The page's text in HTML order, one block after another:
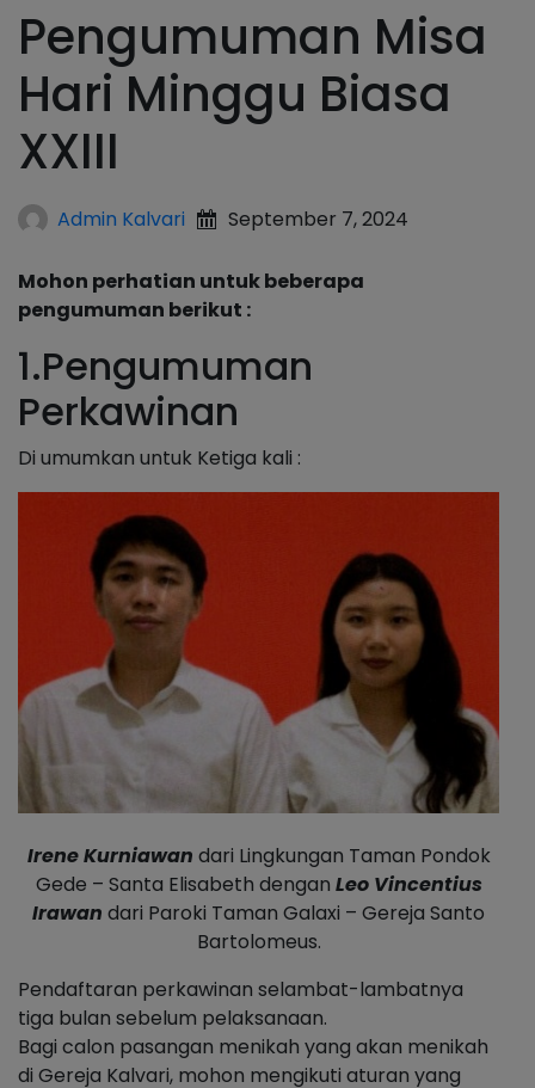
Pengumuman Misa
Hari Minggu Biasa
XXIII
Admin Kalvari September 7, 2024
Mohon perhatian untuk beberapa
pengumuman berikut :
1.Pengumuman
Perkawinan
Di umumkan untuk Ketiga kali :
Irene Kurniawan dari Lingkungan Taman Pondok
Gede – Santa Elisabeth dengan Leo Vincentius
Irawan dari Paroki Taman Galaxi – Gereja Santo
Bartolomeus.
Pendaftaran perkawinan selambat-lambatnya
tiga bulan sebelum pelaksanaan.
Bagi calon pasangan menikah yang akan menikah
di Gereja Kalvari, mohon mengikuti aturan yang